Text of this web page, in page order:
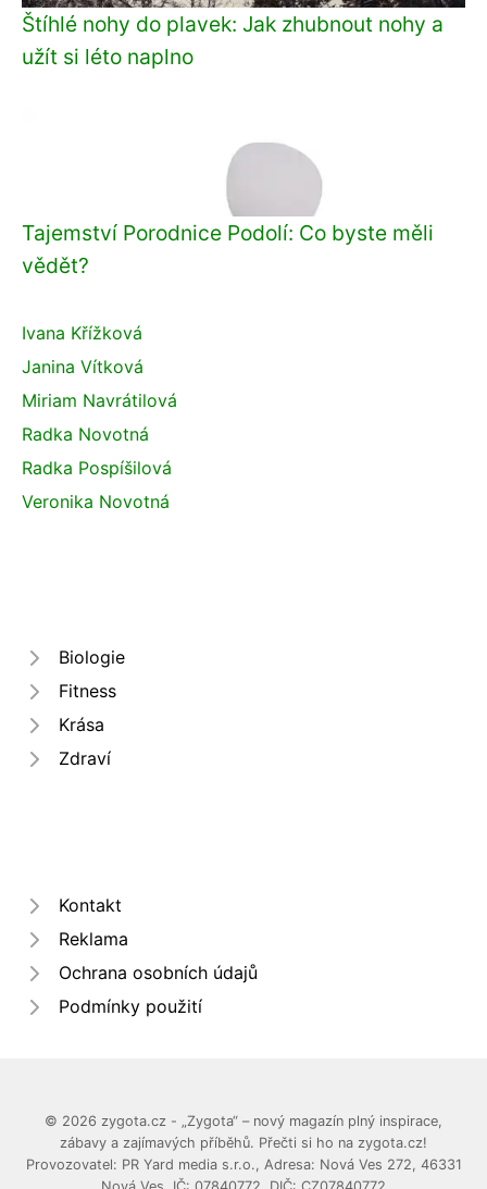
Štíhlé nohy do plavek: Jak zhubnout nohy a
užít si léto naplno
Tajemství Porodnice Podolí: Co byste měli
vědět?
Ivana Křížková
Janina Vítková
Miriam Navrátilová
Radka Novotná
Radka Pospíšilová
Veronika Novotná
Biologie
Fitness
Krása
Zdraví
Kontakt
Reklama
Ochrana osobních údajů
Podmínky použití
© 2026 zygota.cz - „Zygota“ – nový magazín plný inspirace,
zábavy a zajímavých příběhů. Přečti si ho na zygota.cz!
Provozovatel: PR Yard media s.r.o., Adresa: Nová Ves 272, 46331